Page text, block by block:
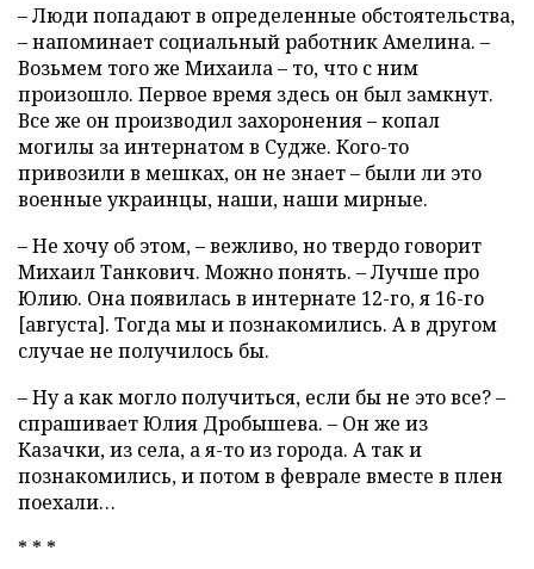
– Люди попадают в определенные обстоятельства,
– напоминает социальный работник Амелина. –
Возьмем того же Михаила – то, что с ним
произошло. Первое время здесь он был замкнут.
Все же он производил захоронения – копал
могилы за интернатом в Судже. Кого-то
привозили в мешках, он не знает – были ли это
военные украинцы, наши, наши мирные.
– Не хочу об этом, – вежливо, но твердо говорит
Михаил Танкович. Можно понять. – Лучше про
Юлию. Она появилась в интернате 12-го, я 16-го
[августа]. Тогда мы и познакомились. А в другом
случае не получилось бы.
– Ну а как могло получиться, если бы не это все? –
спрашивает Юлия Дробышева. – Он же из
Казачки, из села, а я-то из города. А так и
познакомились, и потом в феврале вместе в плен
поехали…
* * *